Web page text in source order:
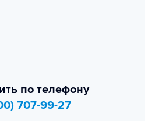
по телефону
707-99-27